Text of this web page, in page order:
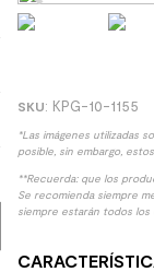
8. receptaculo
: KPG-10-1155
*Las imágenes utilizadas
posible, sin embargo,
**Recuerda: que los
Se recomienda siempre
siempre estarán todos los